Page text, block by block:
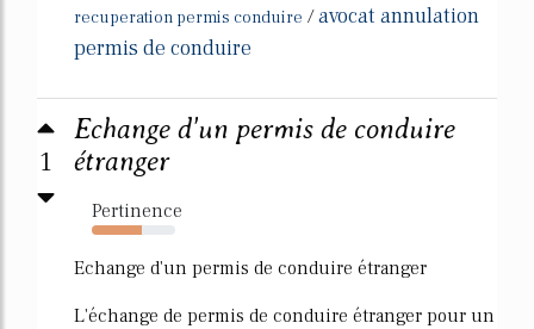
recuperation permis conduire /avocat annulation
permis de conduire
1
Echange d'un permis de conduire
étranger
Pertinence
60%
Echange d'un permis de conduire étranger
L'échange de permis de conduire étranger pour un